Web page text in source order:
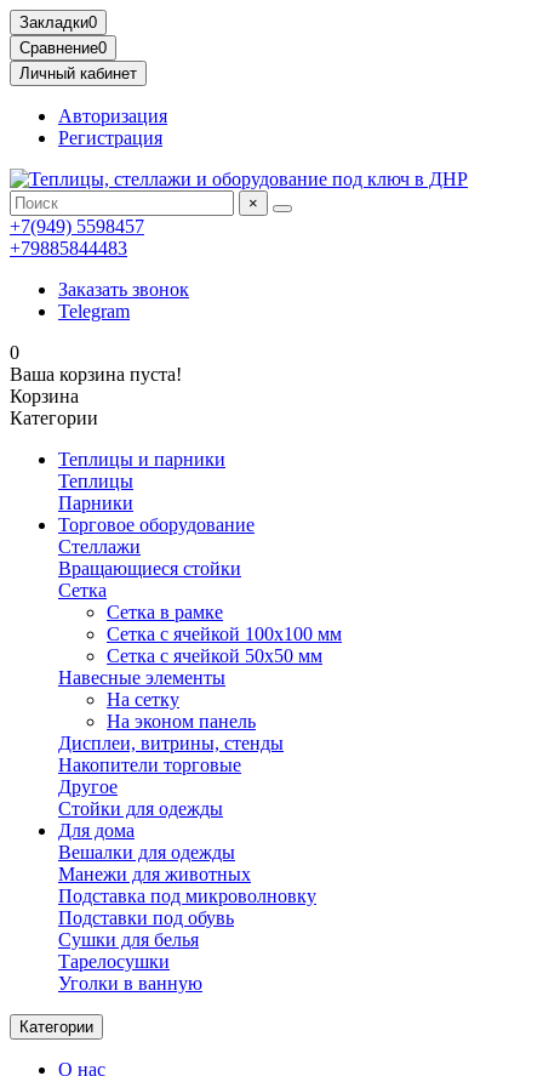
Закладки0
Сравнение0
Личный кабинет
Авторизация
Регистрация
×
+7(949) 5598457
+79885844483
Заказать звонок
Telegram
0
Ваша корзина пуста!
Корзина
Категории
Теплицы и парники
Теплицы
Парники
Торговое оборудование
Стеллажи
Вращающиеся стойки
Сетка
Сетка в рамке
Сетка с ячейкой 100х100 мм
Сетка с ячейкой 50х50 мм
Навесные элементы
На сетку
На эконом панель
Дисплеи, витрины, стенды
Накопители торговые
Другое
Стойки для одежды
Для дома
Вешалки для одежды
Манежи для животных
Подставка под микроволновку
Подставки под обувь
Сушки для белья
Тарелосушки
Уголки в ванную
Категории
О нас